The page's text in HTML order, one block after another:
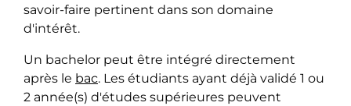
savoir-faire pertinent dans son domaine
d'intérêt.
Un bachelor peut être intégré directement
après le bac. Les étudiants ayant déjà validé 1 ou
2 année(s) d'études supérieures peuvent